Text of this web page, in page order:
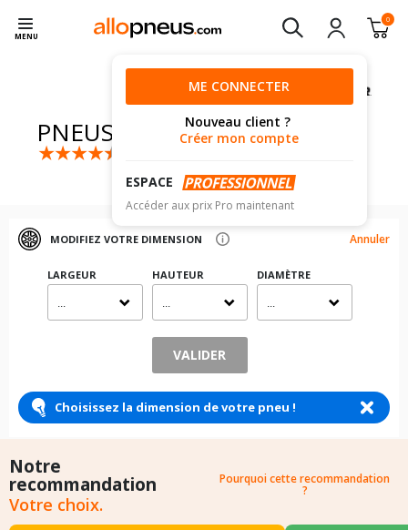
MENU
0
ME CONNECTER
Nouveau client ?
Créer mon compte
ESPACE
Accéder aux prix Pro maintenant
PNEUS CARLISLE
MODIFIEZ VOTRE DIMENSION Annuler
LARGEUR
...
HAUTEUR
...
DIAMÈTRE
...
VALIDER
Choisissez la dimension de votre pneu !
Notre
recommandation
Votre choix.
Pourquoi cette recommandation
?